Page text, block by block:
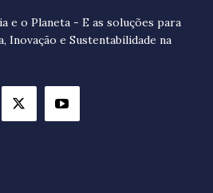
e o Planeta - E as soluções para
Inovação e Sustentabilidade na